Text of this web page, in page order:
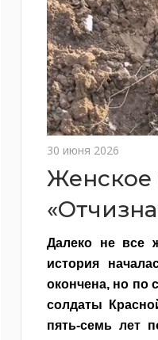
30 июня 2026
Женское
Далеко не все
история
окончена, но по
солдаты
пять-семь лет